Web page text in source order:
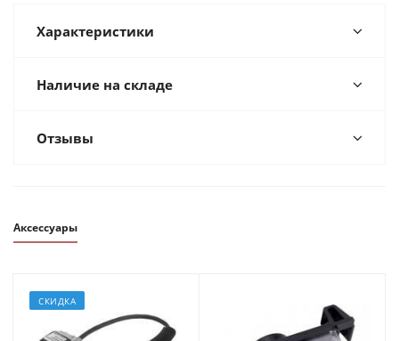
Характеристики
Наличие на складе
Отзывы
Аксессуары
СКИДКА